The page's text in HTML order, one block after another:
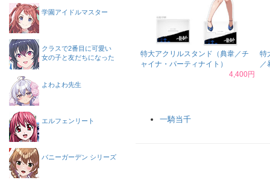
特大アクリルスタンド（典韋／チ
ャイナ・パーティナイト）
4,400円
特
／
一騎当千
学園アイドルマスター
クラスで2番目に可愛い
女の子と友だちになった
よわよわ先生
エルフェンリート
バニーガーデン シリーズ